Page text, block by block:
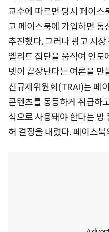
교수에 따르면 당시 페이스
고 페이스북에 가입하면 통
추진했다. 그러나 광고 시
엘리트 집단을 움직여 인도
넷이 끝장난다는 여론을 만
신규제위원회(TRAI)는 페
콘텐츠를 동등하게 취급하
식으로 사용돼야 한다는 망
허 결정을 내렸다. 페이스